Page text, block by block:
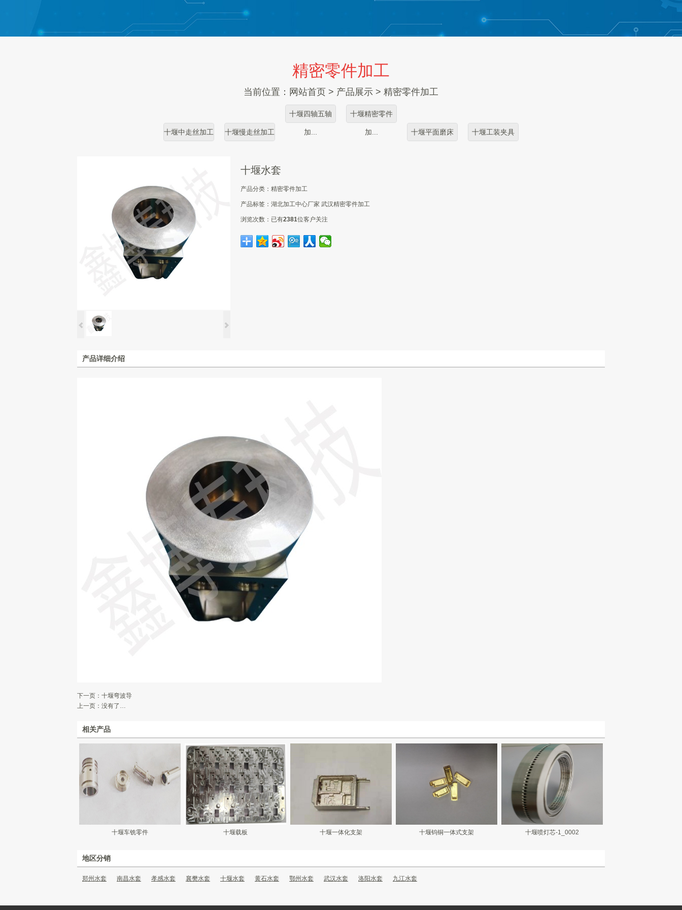
精密零件加工
当前位置： 网站首页 > 产品展示 > 精密零件加工
十堰中走丝加工 十堰慢走丝加工
十堰四轴五轴
加...
十堰精密零件
加... 十堰平面磨床 十堰工装夹具
十堰水套
产品分类： 精密零件加工
产品标签： 湖北加工中心厂家 武汉精密零件加工
浏览次数： 已有2381位客户关注
产品详细介绍
下一页： 十堰弯波导
上一页：没有了…
相关产品
十堰车铣零件 十堰载板 十堰一体化支架 十堰钨铜一体式支架 十堰喷灯芯-1_0002
地区分销
郑州水套 南昌水套 孝感水套 襄樊水套 十堰水套 黄石水套 鄂州水套 武汉水套 洛阳水套 九江水套